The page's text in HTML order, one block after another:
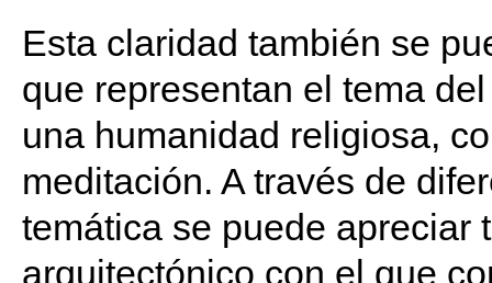
Esta claridad también se
que representan el tema
una humanidad religiosa,
meditación. A través de
temática se puede apreciar
arquitectónico con el que